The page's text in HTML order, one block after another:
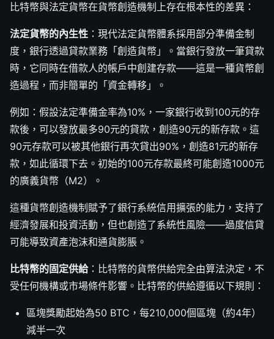
比特幣與法定貨幣在貨幣創造機制上存在根本性的差異：
法定貨幣的內生性 ：現代法定貨幣體系採用部分準備金制
度，銀行透過貸款業務「創造貨幣」。當銀行發放一筆貸款
時，它同時在借款人的帳戶中創建存款——這是一種貨幣創
造過程，而非簡單的「資金轉移」。
例如：假設法定準備金率為10%，一家銀行收到100元的存
款後，可以發放最多90元的貸款，創造90元的新存款。這
90元存款可以被其他銀行再次貸出90%，創造81元的新存
款，如此循環下去。初始的100元存款最終可能創造1000元
的廣義貨幣（M2）。
這種貨幣創造機制賦予了銀行系統信用擴張的能力，支持了
經濟發展和投資活動，但也創造了系統性風險——過度信貸
可能導致資產泡沫和通貨膨脹。
比特幣的固定供給：比特幣的貨幣供給完全由算法決定，不
受任何機構或市場條件影響。比特幣的供給遵循以下規則：
區塊獎勵起始為50 BTC，每210,000個區塊（約4年）
減半一次